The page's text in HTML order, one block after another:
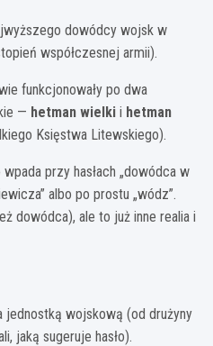
dowódcy wojsk w
współczesnej armii).
funkcjonowały po dwa
— hetman wielki i hetman
Księstwa Litewskiego).
przy hasłach „dowódca w
albo po prostu „wódz”.
dowódca), ale to już inne realia i
jednostką wojskową (od drużyny
jaką sugeruje hasło).